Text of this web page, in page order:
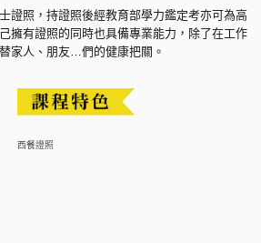
證照，持證照後經教育部學力鑑定考亦可為高
擁有證照的同時也具備專業能力，除了在工作
家人、朋友…們的健康把關。
西餐證照